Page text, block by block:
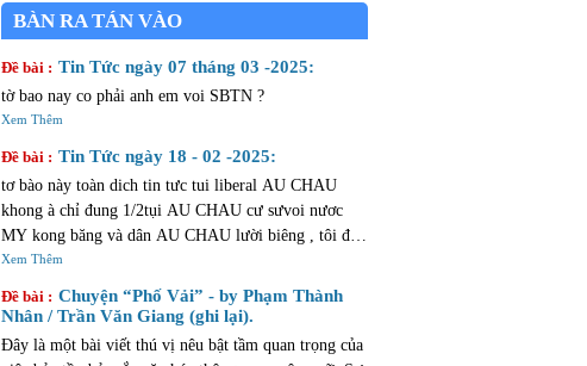
BÀN RA TÁN VÀO
Đề bài : Tin Tức ngày 07 tháng 03 -2025:
tờ bao nay co phải anh em voi SBTN ?
Xem Thêm
Đề bài : Tin Tức ngày 18 - 02 -2025:
tơ bào này toàn dich tin tưc tui liberal AU CHAU
khong à chỉ đung 1/2tụi AU CHAU cư sưvoi nươc
MY kong băng và dân AU CHAU lười biêng , tôi đả
đi choi AU CHAU mừoi ngày ròi thừ bay chăng cò
cửa tiệm mở ...dân AU CHAU lười như hủi .
Xem Thêm
Đề bài : Chuyện “Phố Vải” - by Phạm Thành
Nhân / Trần Văn Giang (ghi lại).
Đây là một bài viết thú vị nêu bật tầm quan trọng của